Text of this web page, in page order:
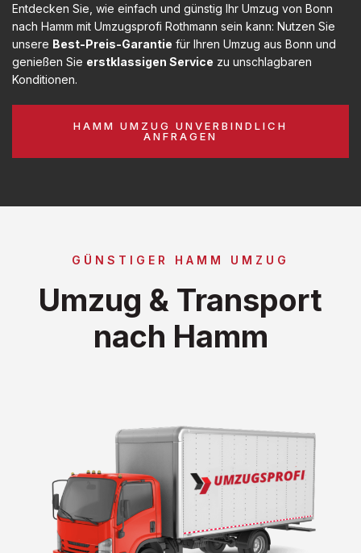
Entdecken Sie, wie einfach und günstig Ihr Umzug von Bonn
nach Hamm mit Umzugsprofi Rothmann sein kann: Nutzen Sie
unsere Best-Preis-Garantie für Ihren Umzug aus Bonn und
genießen Sie erstklassigen Service zu unschlagbaren
Konditionen.
HAMM UMZUG UNVERBINDLICH
ANFRAGEN
GÜNSTIGER HAMM UMZUG
Umzug & Transport
nach Hamm